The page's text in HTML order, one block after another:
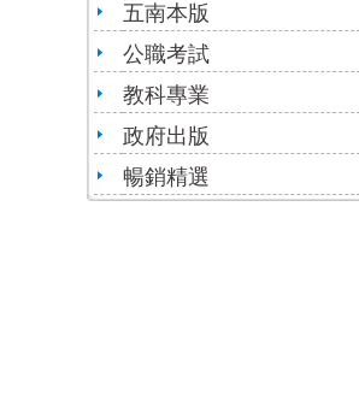
五南本版
公職考試
教科專業
政府出版
暢銷精選